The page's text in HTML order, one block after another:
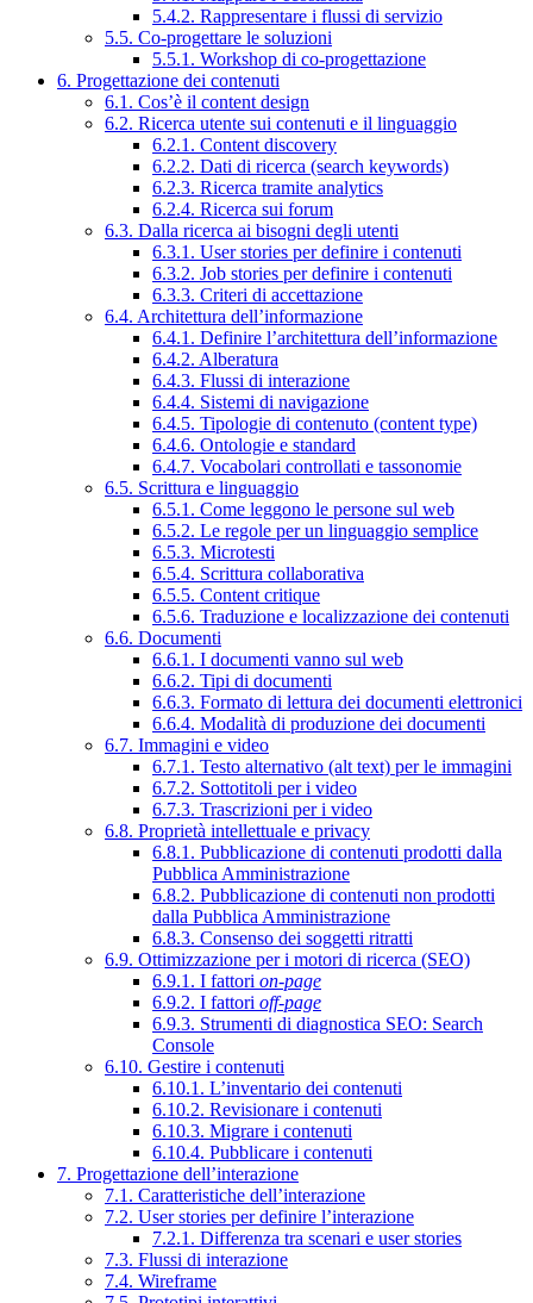
5.4.2. Rappresentare i flussi di servizio
5.5. Co-progettare le soluzioni
5.5.1. Workshop di co-progettazione
6. Progettazione dei contenuti
6.1. Cos’è il content design
6.2. Ricerca utente sui contenuti e il linguaggio
6.2.1. Content discovery
6.2.2. Dati di ricerca (search keywords)
6.2.3. Ricerca tramite analytics
6.2.4. Ricerca sui forum
6.3. Dalla ricerca ai bisogni degli utenti
6.3.1. User stories per definire i contenuti
6.3.2. Job stories per definire i contenuti
6.3.3. Criteri di accettazione
6.4. Architettura dell’informazione
6.4.1. Definire l’architettura dell’informazione
6.4.2. Alberatura
6.4.3. Flussi di interazione
6.4.4. Sistemi di navigazione
6.4.5. Tipologie di contenuto (content type)
6.4.6. Ontologie e standard
6.4.7. Vocabolari controllati e tassonomie
6.5. Scrittura e linguaggio
6.5.1. Come leggono le persone sul web
6.5.2. Le regole per un linguaggio semplice
6.5.3. Microtesti
6.5.4. Scrittura collaborativa
6.5.5. Content critique
6.5.6. Traduzione e localizzazione dei contenuti
6.6. Documenti
6.6.1. I documenti vanno sul web
6.6.2. Tipi di documenti
6.6.3. Formato di lettura dei documenti elettronici
6.6.4. Modalità di produzione dei documenti
6.7. Immagini e video
6.7.1. Testo alternativo (alt text) per le immagini
6.7.2. Sottotitoli per i video
6.7.3. Trascrizioni per i video
6.8. Proprietà intellettuale e privacy
6.8.1. Pubblicazione di contenuti prodotti dalla
Pubblica Amministrazione
6.8.2. Pubblicazione di contenuti non prodotti
dalla Pubblica Amministrazione
6.8.3. Consenso dei soggetti ritratti
6.9. Ottimizzazione per i motori di ricerca (SEO)
6.9.1. I fattori on-page
6.9.2. I fattori off-page
6.9.3. Strumenti di diagnostica SEO: Search
Console
6.10. Gestire i contenuti
6.10.1. L’inventario dei contenuti
6.10.2. Revisionare i contenuti
6.10.3. Migrare i contenuti
6.10.4. Pubblicare i contenuti
7. Progettazione dell’interazione
7.1. Caratteristiche dell’interazione
7.2. User stories per definire l’interazione
7.2.1. Differenza tra scenari e user stories
7.3. Flussi di interazione
7.4. Wireframe